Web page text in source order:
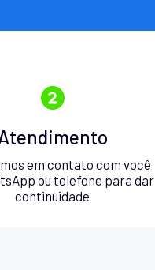
em contato com você
ou telefone para dar
continuidade